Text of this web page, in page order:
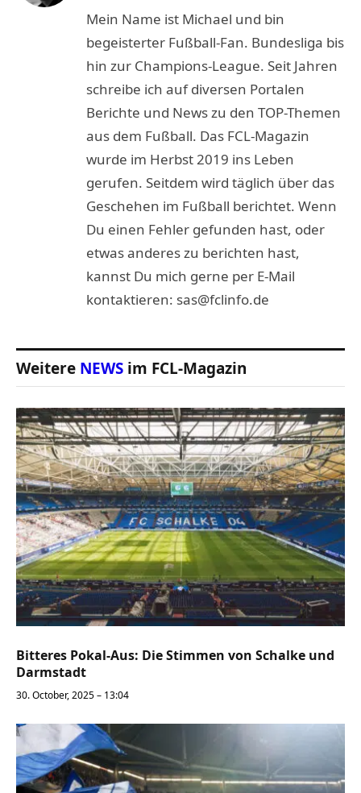
Mein Name ist Michael und bin
begeisterter Fußball-Fan. Bundesliga bis
hin zur Champions-League. Seit Jahren
schreibe ich auf diversen Portalen
Berichte und News zu den TOP-Themen
aus dem Fußball. Das FCL-Magazin
wurde im Herbst 2019 ins Leben
gerufen. Seitdem wird täglich über das
Geschehen im Fußball berichtet. Wenn
Du einen Fehler gefunden hast, oder
etwas anderes zu berichten hast,
kannst Du mich gerne per E-Mail
kontaktieren: sas@fclinfo.de
Weitere NEWS im FCL-Magazin
Bitteres Pokal-Aus: Die Stimmen von Schalke und
Darmstadt
30. October, 2025 – 13:04